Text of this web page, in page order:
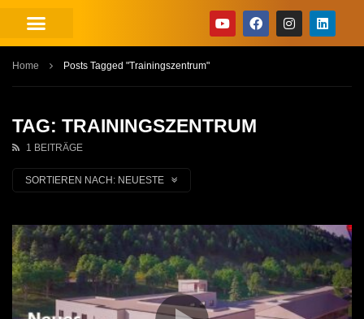
Home Posts Tagged "Trainingszentrum"
TAG: TRAININGSZENTRUM
1 BEITRÄGE
SORTIEREN NACH: NEUESTE